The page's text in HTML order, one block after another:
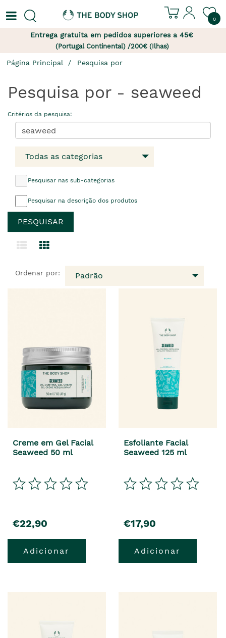
0
Entrega gratuita em pedidos superiores a 45€
(Portugal Continental) /200€ (Ilhas)
Página Principal Pesquisa por
Pesquisa por - seaweed
Critérios da pesquisa:
Todas as categorias
Pesquisar nas sub-categorias
Pesquisar na descrição dos produtos
Ordenar por: Padrão
Creme em Gel Facial
Seaweed 50 ml
€22,90
Adicionar
Esfoliante Facial
Seaweed 125 ml
€17,90
Adicionar